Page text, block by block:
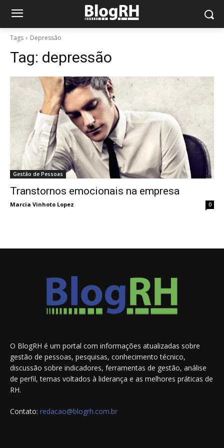
Tags Depressão
Tag: depressão
Gestão de Pessoas
Transtornos emocionais na empresa
Marcia Vinhoto Lopez 0
O BlogRH é um portal com informações atualizadas sobre
gestão de pessoas, pesquisas, conhecimento técnico,
discussão sobre indicadores, ferramentas de gestão, análise
de perfil, temas voltados à liderança e as melhores práticas de
RH.
Contato: redacao@blogrh.com.br